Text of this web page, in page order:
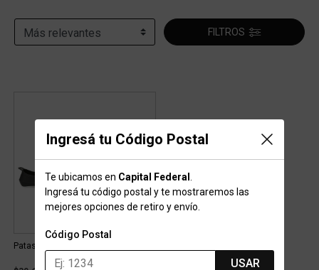
Ingresá tu Código Postal
Te ubicamos en Capital Federal
Ingresá tu código postal y te mostraremos las
mejores opciones de retiro y envío.
Código Postal
USAR
FILTROS
Patas de Rana Hydro 2.0